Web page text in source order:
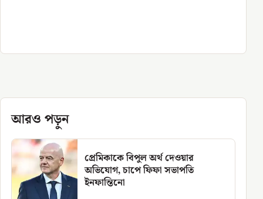
আরও পড়ুন
প্রেমিকাকে বিপুল অর্থ দেওয়ার
অভিযোগ, চাপে ফিফা সভাপতি
ইনফান্তিনো